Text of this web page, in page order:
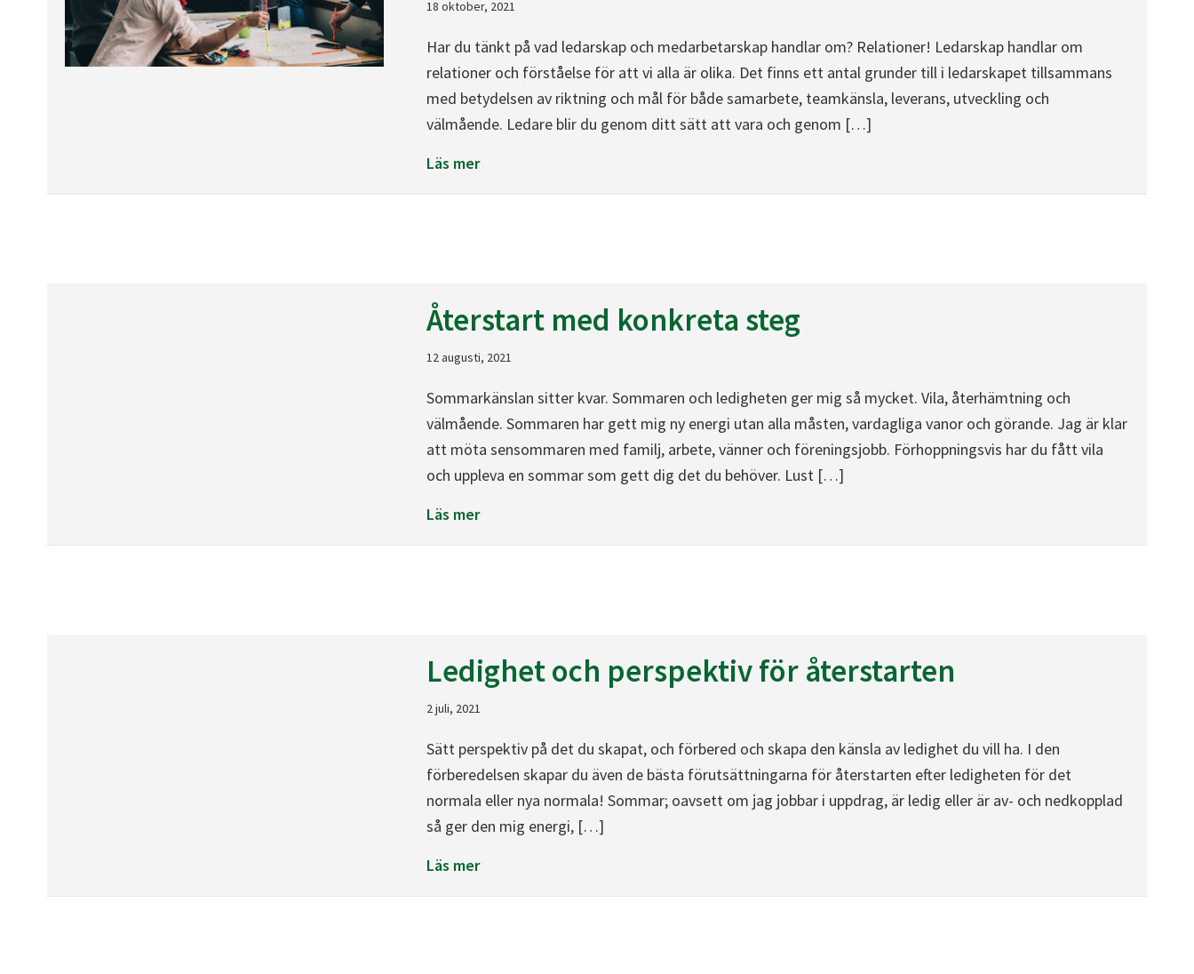
18 oktober, 2021
Har du tänkt på vad ledarskap och medarbetarskap handlar om? Relationer! Ledarskap handlar om
relationer och förståelse för att vi alla är olika. Det finns ett antal grunder till i ledarskapet tillsammans
med betydelsen av riktning och mål för både samarbete, teamkänsla, leverans, utveckling och
välmående. Ledare blir du genom ditt sätt att vara och genom […]
Läs merabout Ledarskap och medarbetarskap samverkar för ett gott arbetsklimat
Återstart med konkreta steg
12 augusti, 2021
Sommarkänslan sitter kvar. Sommaren och ledigheten ger mig så mycket. Vila, återhämtning och
välmående. Sommaren har gett mig ny energi utan alla måsten, vardagliga vanor och görande. Jag är klar
att möta sensommaren med familj, arbete, vänner och föreningsjobb. Förhoppningsvis har du fått vila
och uppleva en sommar som gett dig det du behöver. Lust […]
Läs merabout Återstart med konkreta steg
Ledighet och perspektiv för återstarten
2 juli, 2021
Sätt perspektiv på det du skapat, och förbered och skapa den känsla av ledighet du vill ha. I den
förberedelsen skapar du även de bästa förutsättningarna för återstarten efter ledigheten för det
normala eller nya normala! Sommar; oavsett om jag jobbar i uppdrag, är ledig eller är av- och nedkopplad
så ger den mig energi, […]
Läs merabout Ledighet och perspektiv för återstarten